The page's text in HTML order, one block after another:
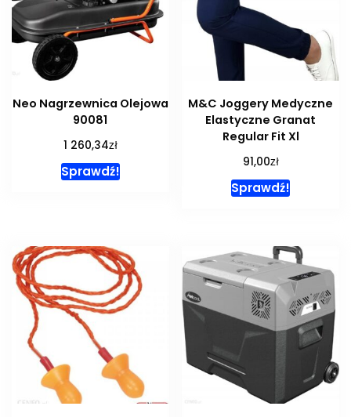
Neo Nagrzewnica Olejowa
90081
1 260,34zł
Sprawdź!
M&C Joggery Medyczne
Elastyczne Granat
Regular Fit Xl
91,00zł
Sprawdź!